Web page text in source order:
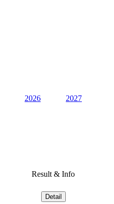
2026 2027
Result & Info